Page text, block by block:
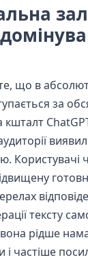
що в
за
Користувачі
тексту
рідше
і частіше